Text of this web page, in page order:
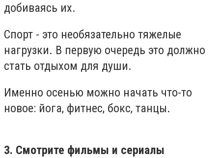
добиваясь их.
Спорт - это необязательно тяжелые
нагрузки. В первую очередь это должно
стать отдыхом для души.
Именно осенью можно начать что-то
новое: йога, фитнес, бокс, танцы.
3. Смотрите фильмы и сериалы